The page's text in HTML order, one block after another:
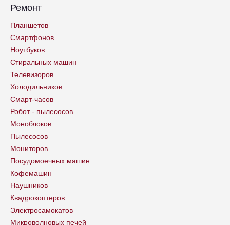
Ремонт
Планшетов
Смартфонов
Ноутбуков
Стиральных машин
Телевизоров
Холодильников
Смарт-часов
Робот - пылесосов
Моноблоков
Пылесосов
Мониторов
Посудомоечных машин
Кофемашин
Наушников
Квадрокоптеров
Электросамокатов
Микроволновых печей